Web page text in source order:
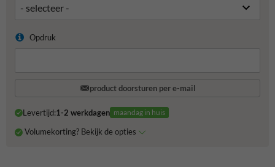
Opdruk
product doorsturen per e-mail
Levertijd:1-2 werkdagen maandag in huis
Volumekorting? Bekijk de opties